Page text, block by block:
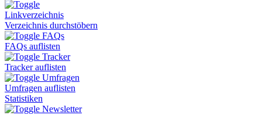
Linkverzeichnis
Verzeichnis durchstöbern
FAQs
FAQs auflisten
Tracker
Tracker auflisten
Umfragen
Umfragen auflisten
Statistiken
Newsletter